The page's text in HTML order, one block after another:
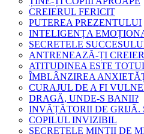
CREIERUL FERICIT
PUTEREA PREZENTULUI
INTELIGENȚA
SECRETELE
ANTRENEAZĂ-ȚI
ATITUDINEA ESTE
ÎMBLÂNZIREA
CURAJUL DE A FI
DRAGĂ, UNDE-S BANII?
INVĂȚĂTORII DE GRIJĂ.
COPILUL INVIZIBIL
SECRETELE MINȚII DE